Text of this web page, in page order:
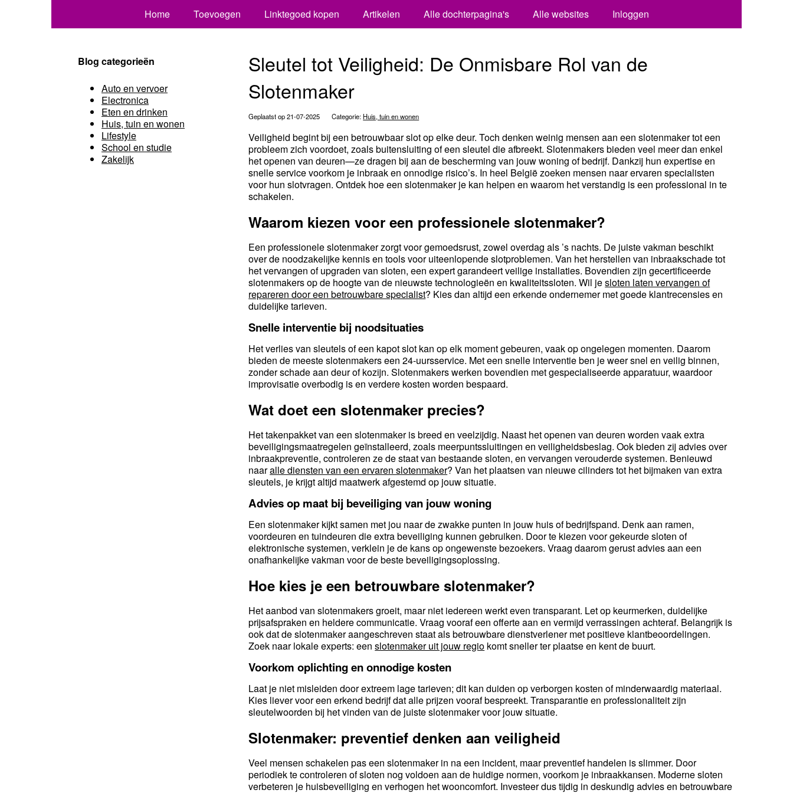
Home Toevoegen Linktegoed kopen Artikelen Alle dochterpagina's Alle websites Inloggen
Sleutel tot Veiligheid: De Onmisbare Rol van de
Slotenmaker
Geplaatst op 21-07-2025 Categorie: Huis, tuin en wonen
Veiligheid begint bij een betrouwbaar slot op elke deur. Toch denken weinig mensen aan een slotenmaker tot een
probleem zich voordoet, zoals buitensluiting of een sleutel die afbreekt. Slotenmakers bieden veel meer dan enkel
het openen van deuren—ze dragen bij aan de bescherming van jouw woning of bedrijf. Dankzij hun expertise en
snelle service voorkom je inbraak en onnodige risico’s. In heel België zoeken mensen naar ervaren specialisten
voor hun slotvragen. Ontdek hoe een slotenmaker je kan helpen en waarom het verstandig is een professional in te
schakelen.
Waarom kiezen voor een professionele slotenmaker?
Een professionele slotenmaker zorgt voor gemoedsrust, zowel overdag als ’s nachts. De juiste vakman beschikt
over de noodzakelijke kennis en tools voor uiteenlopende slotproblemen. Van het herstellen van inbraakschade tot
het vervangen of upgraden van sloten, een expert garandeert veilige installaties. Bovendien zijn gecertificeerde
slotenmakers op de hoogte van de nieuwste technologieën en kwaliteitssloten. Wil jesloten laten vervangen of
repareren door een betrouwbare specialist? Kies dan altijd een erkende ondernemer met goede klantrecensies en
duidelijke tarieven.
Snelle interventie bij noodsituaties
Het verlies van sleutels of een kapot slot kan op elk moment gebeuren, vaak op ongelegen momenten. Daarom
bieden de meeste slotenmakers een 24-uursservice. Met een snelle interventie ben je weer snel en veilig binnen,
zonder schade aan deur of kozijn. Slotenmakers werken bovendien met gespecialiseerde apparatuur, waardoor
improvisatie overbodig is en verdere kosten worden bespaard.
Wat doet een slotenmaker precies?
Het takenpakket van een slotenmaker is breed en veelzijdig. Naast het openen van deuren worden vaak extra
beveiligingsmaatregelen geïnstalleerd, zoals meerpuntssluitingen en veiligheidsbeslag. Ook bieden zij advies over
inbraakpreventie, controleren ze de staat van bestaande sloten, en vervangen verouderde systemen. Benieuwd
naaralle diensten van een ervaren slotenmaker? Van het plaatsen van nieuwe cilinders tot het bijmaken van extra
sleutels, je krijgt altijd maatwerk afgestemd op jouw situatie.
Advies op maat bij beveiliging van jouw woning
Een slotenmaker kijkt samen met jou naar de zwakke punten in jouw huis of bedrijfspand. Denk aan ramen,
voordeuren en tuindeuren die extra beveiliging kunnen gebruiken. Door te kiezen voor gekeurde sloten of
elektronische systemen, verklein je de kans op ongewenste bezoekers. Vraag daarom gerust advies aan een
onafhankelijke vakman voor de beste beveiligingsoplossing.
Hoe kies je een betrouwbare slotenmaker?
Het aanbod van slotenmakers groeit, maar niet iedereen werkt even transparant. Let op keurmerken, duidelijke
prijsafspraken en heldere communicatie. Vraag vooraf een offerte aan en vermijd verrassingen achteraf. Belangrijk is
ook dat de slotenmaker aangeschreven staat als betrouwbare dienstverlener met positieve klantbeoordelingen.
Zoek naar lokale experts: eenslotenmaker uit jouw regio komt sneller ter plaatse en kent de buurt.
Voorkom oplichting en onnodige kosten
Laat je niet misleiden door extreem lage tarieven; dit kan duiden op verborgen kosten of minderwaardig materiaal.
Kies liever voor een erkend bedrijf dat alle prijzen vooraf bespreekt. Transparantie en professionaliteit zijn
sleutelwoorden bij het vinden van de juiste slotenmaker voor jouw situatie.
Slotenmaker: preventief denken aan veiligheid
Veel mensen schakelen pas een slotenmaker in na een incident, maar preventief handelen is slimmer. Door
periodiek te controleren of sloten nog voldoen aan de huidige normen, voorkom je inbraakkansen. Moderne sloten
verbeteren je huisbeveiliging en verhogen het wooncomfort. Investeer dus tijdig in deskundig advies en betrouwbare
Blog categorieën
Auto en vervoer
Electronica
Eten en drinken
Huis, tuin en wonen
Lifestyle
School en studie
Zakelijk